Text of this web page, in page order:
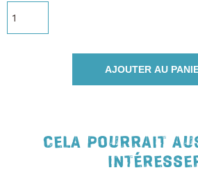
AJOUTER AU
CELA POURRAIT